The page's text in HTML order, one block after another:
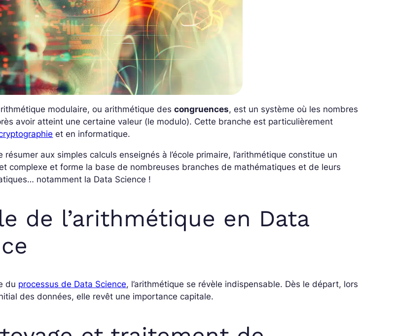
modulaire, ou arithmétique descongruences, est un système où les nombres
avoir atteint une certaine valeur (le modulo). Cette branche est particulièrement
et en informatique.
résumer aux simples calculs enseignés à l’école primaire, l’arithmétique constitue un
complexe et forme la base de nombreuses branches de mathématiques et de leurs
notamment la Data Science !
de l’arithmétique en Data
du processus de Data Science, l’arithmétique se révèle indispensable. Dès le départ, lors
des données, elle revêt une importance capitale.